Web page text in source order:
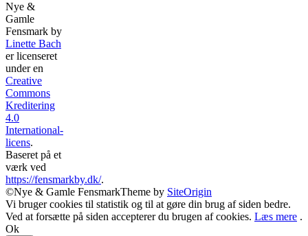
Nye &
Gamle
Fensmark by
Linette Bach
er licenseret
under en
Creative
Commons
Kreditering
4.0
International-
licens.
Baseret på et
værk ved
https://fensmarkby.dk/.
©Nye & Gamle FensmarkTheme by SiteOrigin
Vi bruger cookies til statistik og til at gøre din brug af siden bedre.
Ved at forsætte på siden accepterer du brugen af cookies. Læs mere .
Ok